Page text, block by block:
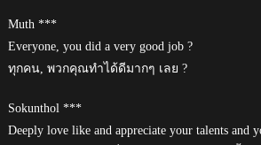
Muth ***
Everyone, you did a very good job ?
ทุกคน, พวกคุณทำได้ดีมากๆ เลย ?
Sokunthol ***
Deeply love like and appreciate your talents and